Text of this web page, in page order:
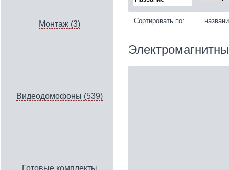
Монтаж (3)
Видеодомофоны (539)
Готовые комплекты
Сортировать по: